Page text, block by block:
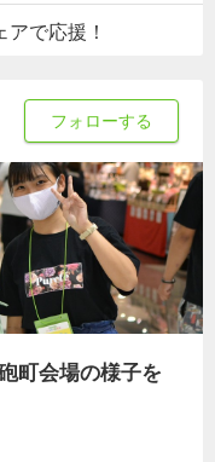
アで応援！
フォローする
町会場の様子を